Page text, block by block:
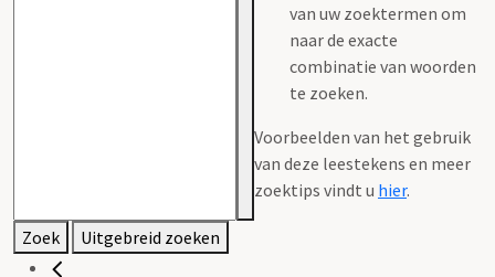
van uw zoektermen om
naar de exacte
combinatie van woorden
te zoeken.
Voorbeelden van het gebruik
van deze leestekens en meer
zoektips vindt u hier.
Zoek Uitgebreid zoeken